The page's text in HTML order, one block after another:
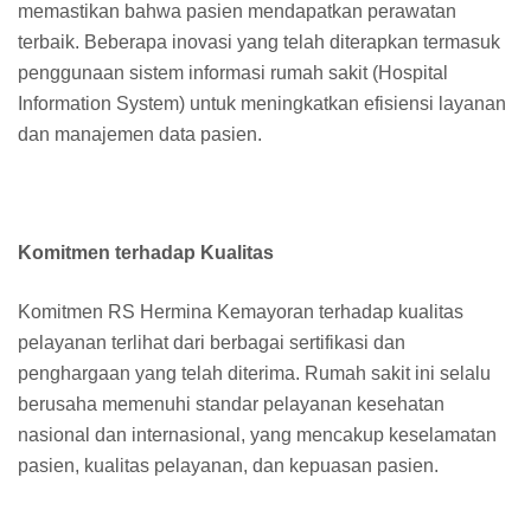
memastikan bahwa pasien mendapatkan perawatan
terbaik. Beberapa inovasi yang telah diterapkan termasuk
penggunaan sistem informasi rumah sakit (Hospital
Information System) untuk meningkatkan efisiensi layanan
dan manajemen data pasien.
Komitmen terhadap Kualitas
Komitmen RS Hermina Kemayoran terhadap kualitas
pelayanan terlihat dari berbagai sertifikasi dan
penghargaan yang telah diterima. Rumah sakit ini selalu
berusaha memenuhi standar pelayanan kesehatan
nasional dan internasional, yang mencakup keselamatan
pasien, kualitas pelayanan, dan kepuasan pasien.